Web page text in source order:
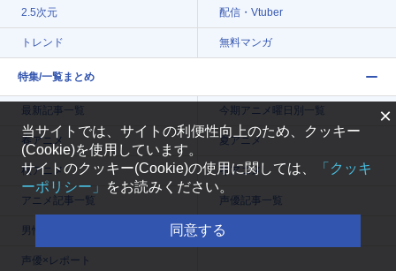
2.5次元 配信・Vtuber
トレンド 無料マンガ
特集/一覧まとめ
最新記事一覧 今期アニメ曜日別一覧
春アニメ 夏アニメ
秋アニメ 冬アニメ
アニメ記事一覧 声優記事一覧
男性声優/女性声優一覧 声優×インタビュー
声優×レポート
×
当サイトでは、サイトの利便性向上のため、クッキー
(Cookie)を使用しています。
サイトのクッキー(Cookie)の使用に関しては、
「クッキ
ーポリシー」
をお読みください。
同意する